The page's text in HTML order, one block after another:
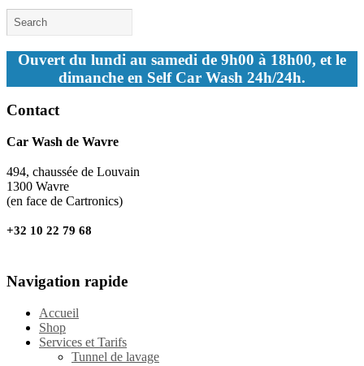
Ouvert du lundi au samedi de 9h00 à 18h00, et le
dimanche en Self Car Wash 24h/24h.
Contact
Car Wash de Wavre
494, chaussée de Louvain
1300 Wavre
(en face de Cartronics)
+32 10 22 79 68
Navigation rapide
Accueil
Shop
Services et Tarifs
Tunnel de lavage